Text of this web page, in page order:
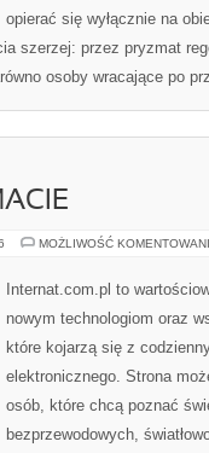
opierać się wyłącznie na
szerzej: przez pryzmat
osoby wracające po
MOŻLIWOŚĆ
Internat.com.pl to
nowym technologiom oraz
które kojarzą się z
elektronicznego. Strona
osób, które chcą poznać
bezprzewodowych,